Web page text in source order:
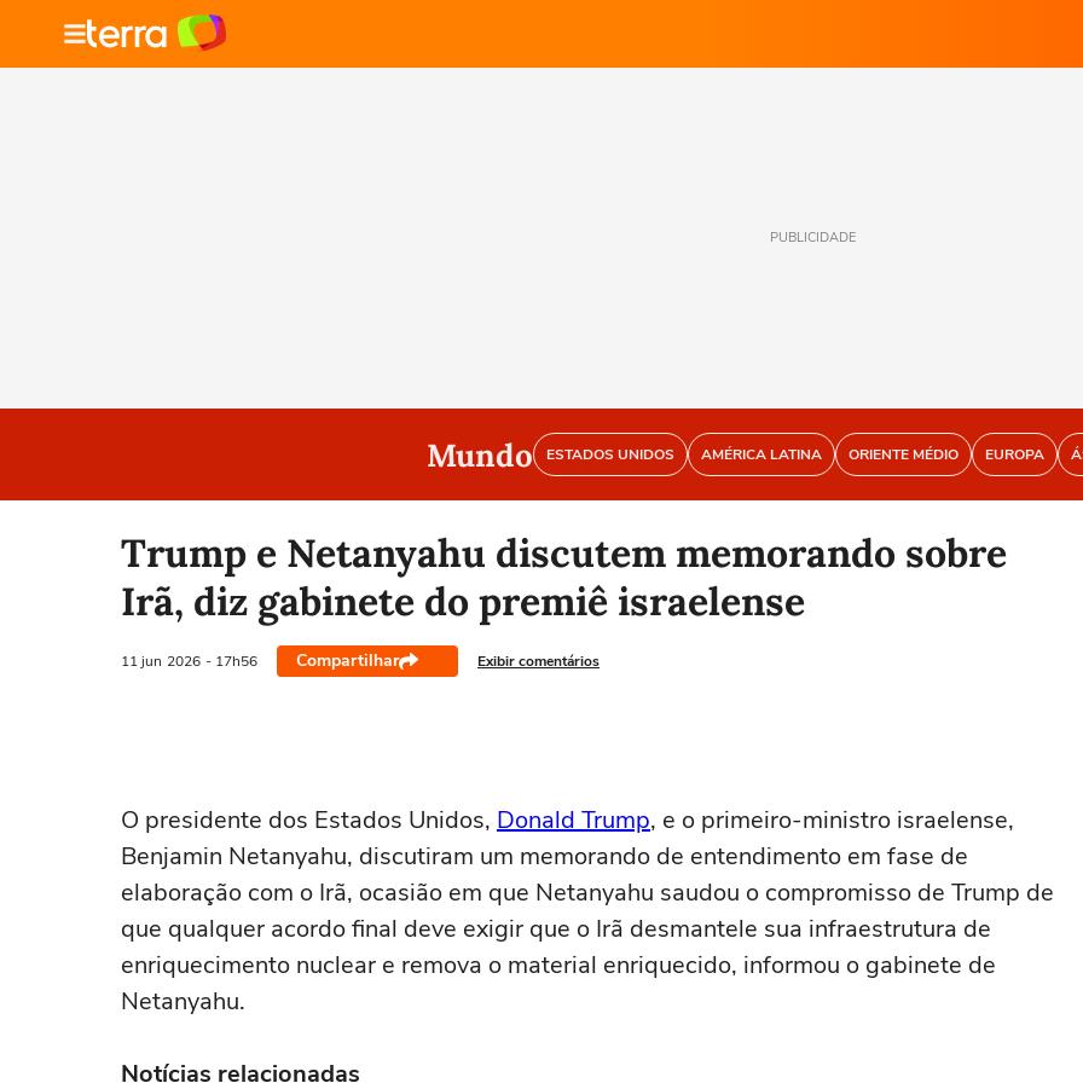
PUBLICIDADE
Mundo ESTADOS UNIDOS AMÉRICA LATINA ORIENTE MÉDIO EUROPA
Trump e Netanyahu discutem memorando sobre
Irã, diz gabinete do premiê israelense
11 jun 2026 - 17h56 Compartilhar Exibir comentários
‌O presidente dos Estados Unidos, Donald Trump, e ⁠o primeiro-ministro ‌israelense,
Benjamin Netanyahu, ‌discutiram ‌um ⁠memorando de entendimento em fase de
elaboração com ‌o Irã, ‌ocasião ⁠em ⁠que Netanyahu ⁠saudou o ‌compromisso ‌de Trump de
que qualquer ⁠acordo final deve exigir ‌que o Irã desmantele sua ⁠infraestrutura de
enriquecimento nuclear e remova o material enriquecido, informou o gabinete de
Netanyahu.
Notícias relacionadas